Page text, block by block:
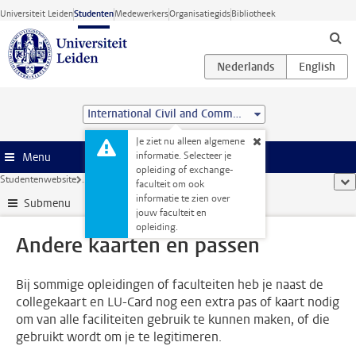
Ga direct naar de inhoud
Universiteit LeidenStudentenMedewerkersOrganisatiegidsBibliotheek
International Civil and Commercial Law (Advanced LL.M.)
Je ziet nu alleen algemene
informatie. Selecteer je
opleiding of exchange-
faculteit om ook
informatie te zien over
jouw faculteit en
opleiding.
Menu
Studentenwebsite ... Andere kaarten en passen
Submenu
Andere kaarten en passen
Bij sommige opleidingen of faculteiten heb je naast de
collegekaart en LU-Card nog een extra pas of kaart nodig
om van alle faciliteiten gebruik te kunnen maken, of die
gebruikt wordt om je te legitimeren.